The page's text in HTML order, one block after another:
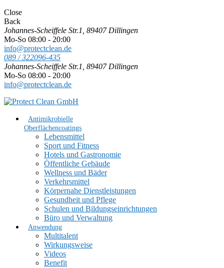
Close
Back
Johannes-Scheiffele Str.1, 89407 Dillingen
Mo-So 08:00 - 20:00
info@protectclean.de
089 / 322096-435
Johannes-Scheiffele Str.1, 89407 Dillingen
Mo-So 08:00 - 20:00
info@protectclean.de
Antimikrobielle
Oberflächencoatings
Lebensmittel
Sport und Fitness
Hotels und Gastronomie
Öffentliche Gebäude
Wellness und Bäder
Verkehrsmittel
Körpernahe Dienstleistungen
Gesundheit und Pflege
Schulen und Bildungseinrichtungen
Büro und Verwaltung
Anwendung
Multitalent
Wirkungsweise
Videos
Benefit